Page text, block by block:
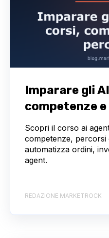
Imparare gli
competenze
Scopri il corso ai
competenze,
automatizza ordini,
agent.
REDAZIONE MARKETROCK